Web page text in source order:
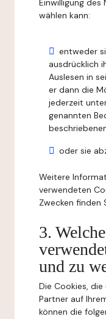
Einwilligung des
wählen kann:
entweder
ausdrücklich
Auslesen in
er dann die
jederzeit
genannten
oder sie
Weitere
verwendeten
Zwecken finden
3.
und zu
Die Cookies,
Partner auf
können die